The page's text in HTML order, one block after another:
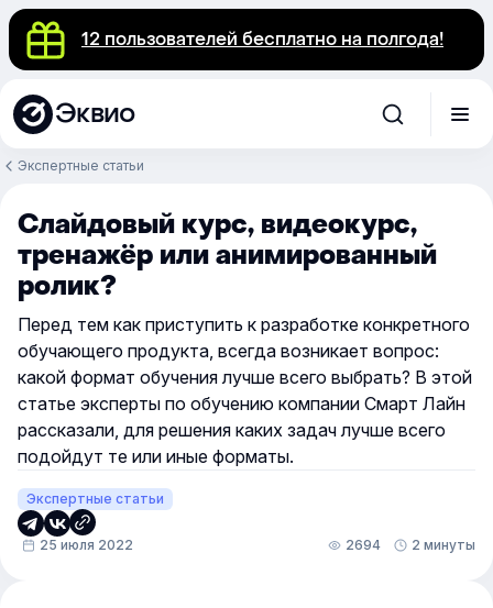
12 пользователей бесплатно на полгода!
Эквио
Экспертные статьи
Слайдовый курс, видеокурс,
тренажёр или анимированный
ролик?
Перед тем как приступить к разработке конкретного
обучающего продукта, всегда возникает вопрос:
какой формат обучения лучше всего выбрать? В этой
статье эксперты по обучению компании Смарт Лайн
рассказали, для решения каких задач лучше всего
подойдут те или иные форматы.
Экспертные статьи
25 июля 2022 2694 2 минуты